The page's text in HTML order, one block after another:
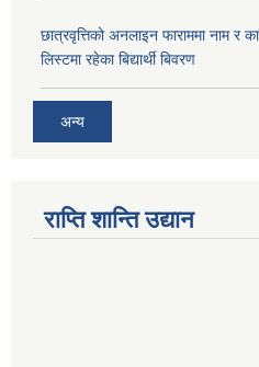
छात्रवृत्तिको अनलाइन फाराममा नाम
लिस्टमा रहेका बिद्यार्थी बिवरण
अन्य
राप्ति शान्ति उद्यान